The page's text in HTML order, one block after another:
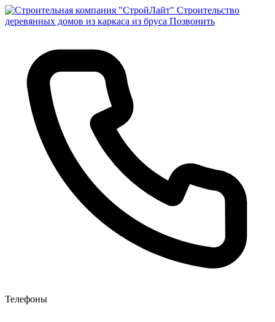
Строительство
деревянных домов из каркаса из бруса Позвонить
Телефоны